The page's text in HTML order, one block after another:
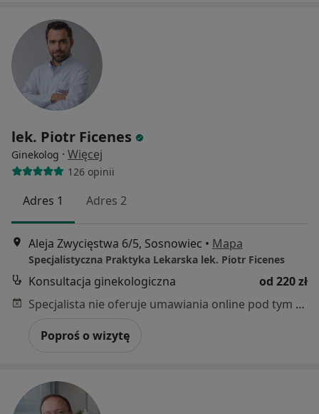
lek. Piotr Ficenes
Ginekolog · Więcej
126 opinii
Adres 1 Adres 2
Aleja Zwycięstwa 6/5, Sosnowiec • Mapa
Specjalistyczna Praktyka Lekarska lek. Piotr Ficenes
Konsultacja ginekologiczna
od 220 zł
Specjalista nie oferuje umawiania online pod tym adresem.
Poproś o wizytę